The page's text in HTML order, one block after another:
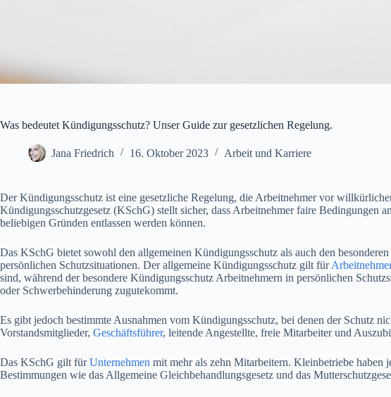
Was bedeutet Kündigungsschutz? Unser Guide zur gesetzlichen Regelung.
Jana Friedrich 16. Oktober 2023 Arbeit und Karriere
Der Kündigungsschutz ist eine gesetzliche Regelung, die Arbeitnehmer vor
Kündigungsschutzgesetz (KSchG) stellt sicher, dass Arbeitnehmer faire Bedingungen
beliebigen Gründen entlassen werden können.
Das KSchG bietet sowohl den allgemeinen Kündigungsschutz als auch den
persönlichen Schutzsituationen. Der allgemeine Kündigungsschutz gilt fürArbeitnehmer
sind, während der besondere Kündigungsschutz Arbeitnehmern in persönlichen
oder Schwerbehinderung zugutekommt.
Es gibt jedoch bestimmte Ausnahmen vom Kündigungsschutz, bei denen der Schutz
Vorstandsmitglieder, Geschäftsführer, leitende Angestellte, freie Mitarbeiter und
Das KSchG gilt fürUnternehmen mit mehr als zehn Mitarbeitern. Kleinbetriebe haben
Bestimmungen wie das Allgemeine Gleichbehandlungsgesetz und das